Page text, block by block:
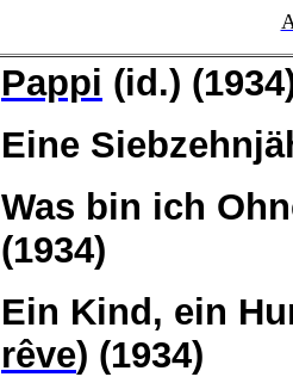
Pappi (id.)
Eine
Was bin ich
(1934)
Ein Kind, ein
rêve) (1934)